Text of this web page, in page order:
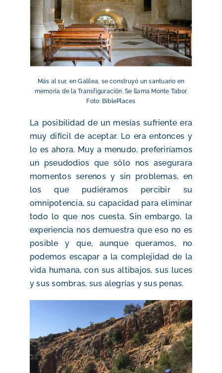
Más al sur, en Galilea, se construyó un santuario en
memoria de la Transfiguración. Se llama Monte Tabor.
Foto: BiblePlaces
La posibilidad de un mesías sufriente era
muy difícil de aceptar. Lo era entonces y
lo es ahora. Muy a menudo, preferiríamos
un pseudodios que sólo nos asegurara
momentos serenos y sin problemas, en
los que pudiéramos percibir su
omnipotencia, su capacidad para eliminar
todo lo que nos cuesta. Sin embargo, la
experiencia nos demuestra que eso no es
posible y que, aunque queramos, no
podemos escapar a la complejidad de la
vida humana, con sus altibajos, sus luces
y sus sombras, sus alegrías y sus penas.